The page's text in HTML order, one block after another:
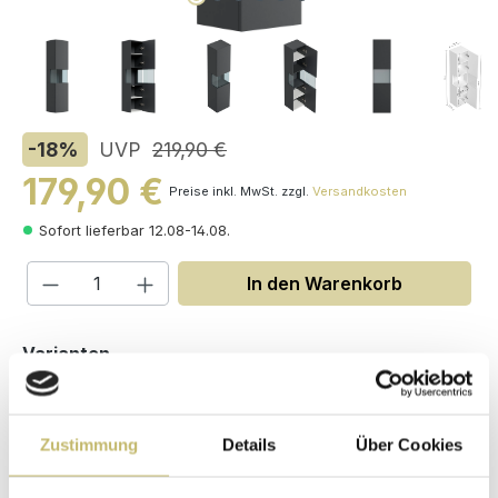
Zustimmung Details Über Cookies
-18% UVP 219,90 €
179,90 € Preise inkl. MwSt. zzgl. Versandkosten
Sofort lieferbar 12.08-14.08.
Produkt Anzahl: Gib den
In den Warenkorb
Varianten